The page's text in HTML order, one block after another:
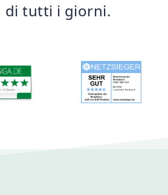
di tutti i giorni.